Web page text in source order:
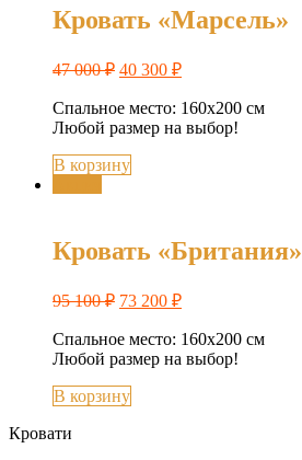
Кровать «Марсель»
47 000₽ 40 300 ₽
Спальное место: 160х200 см
Любой размер на выбор!
В корзину
Кровать «Британия»
95 100₽ 73 200 ₽
Спальное место: 160х200 см
Любой размер на выбор!
В корзину
Кровати